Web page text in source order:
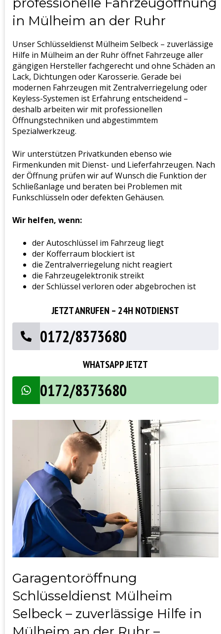
in Mülheim an der Ruhr
Unser Schlüsseldienst Mülheim Selbeck – zuverlässige
Hilfe in Mülheim an der Ruhr öffnet Fahrzeuge aller
gängigen Hersteller fachgerecht und ohne Schäden an
Lack, Dichtungen oder Karosserie. Gerade bei
modernen Fahrzeugen mit Zentralverriegelung oder
Keyless-Systemen ist Erfahrung entscheidend –
deshalb arbeiten wir mit professionellen
Öffnungstechniken und abgestimmtem
Spezialwerkzeug.
Wir unterstützen Privatkunden ebenso wie
Firmenkunden mit Dienst- und Lieferfahrzeugen. Nach
der Öffnung prüfen wir auf Wunsch die Funktion der
Schließanlage und beraten bei Problemen mit
Funkschlüsseln oder defekten Gehäusen.
Wir helfen, wenn:
der Autoschlüssel im Fahrzeug liegt
der Kofferraum blockiert ist
die Zentralverriegelung nicht reagiert
die Fahrzeugelektronik streikt
der Schlüssel verloren oder abgebrochen ist
JETZT ANRUFEN – 24H NOTDIENST
0172/8373680
WHATSAPP JETZT
0172/8373680
Garagentoröffnung
Schlüsseldienst Mülheim
Selbeck – zuverlässige Hilfe in